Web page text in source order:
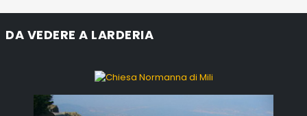
DA VEDERE A LARDERIA